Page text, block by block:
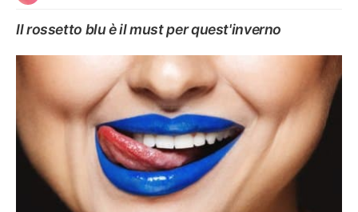
Il rossetto blu è il must per quest'inverno